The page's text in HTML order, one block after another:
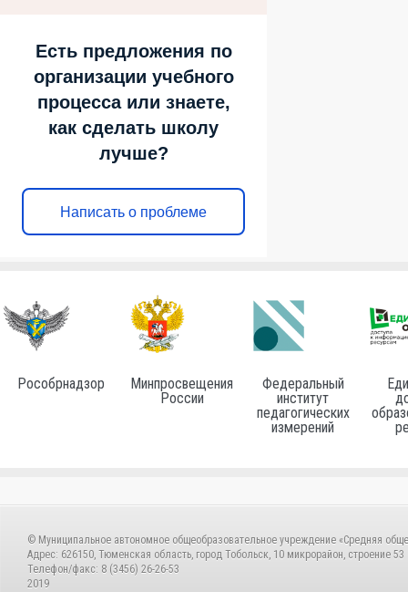
Есть предложения по
организации учебного
процесса или знаете,
как сделать школу
лучше?
Написать о проблеме
Рособрнадзор
Минпросвещения
России
Федеральный
институт
педагогических
измерений
© Муниципальное автономное общеобразовательное учреждение «Средняя
Адрес: 626150, Тюменская область, город Тобольск, 10 микрорайон, строение 53
Телефон/факс: 8 (3456) 26-26-53
2019